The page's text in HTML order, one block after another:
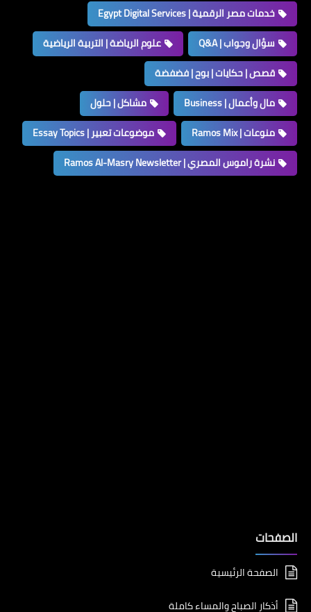
خدمات مصر الرقمية | Egypt Digital Services
سؤال وجواب | Q&A
علوم الرياضة | التربية الرياضية
قصص | حكايات | بوح | فضفضة
مال وأعمال | Business
مشاكل | حلول
منوعات | Ramos Mix
موضوعات تعبير | Essay Topics
نشرة راموس المصري | Ramos Al-Masry Newsletter
الصفحات
الصفحة الرئيسية
أذكار الصباح والمساء كاملة